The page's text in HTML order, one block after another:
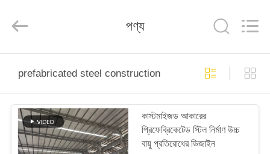
পণ্য
ভিডিও
Reserved.
পণ্য
prefabricated steel construction
কাস্টমাইজড আকারের
প্রিফেব্রিকেটেড স্টিল নির্মাণ উচ্চ
বায়ু প্রতিরোধের ডিজাইন